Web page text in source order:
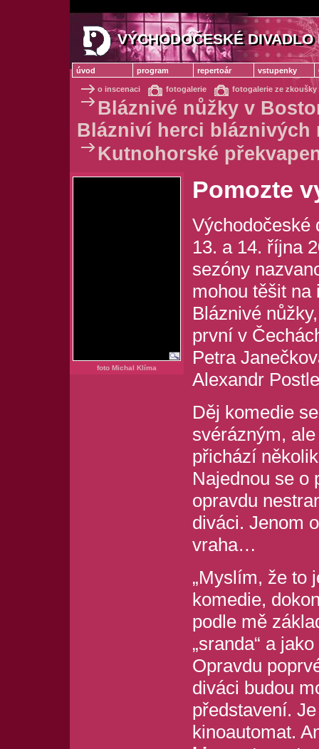
VÝCHODOČESKÉ
VÝCHODOČESKÉ DIVADLO
úvod program repertoár vstupenky
o inscenaci fotogalerie fotogalerie ze zkoušky
Bláznivé nůžky v
Blázniví herci bláznivých
Kutnohorské
foto Michal Klíma
Pomozte
Východočeské
13. a 14. října
sezóny
mohou těšit
Bláznivé
první v
Petra
Alexandr
Děj komedie
svérázným,
přichází
Najednou se o
opravdu
diváci. Jenom
vraha…
„Myslím, že to
komedie,
podle mě
„sranda“ a
Opravdu
diváci budou
představení.
kinoautomat.